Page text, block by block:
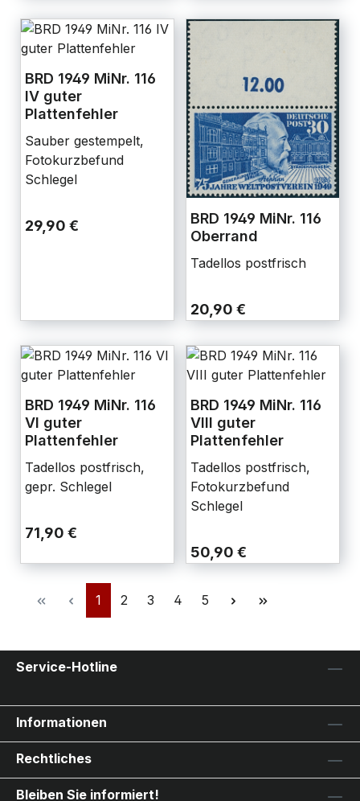
BRD 1949 MiNr. 116
IV guter
Plattenfehler
Sauber gestempelt,
Fotokurzbefund
Schlegel
29,90 €
BRD 1949 MiNr. 116
Oberrand
Tadellos postfrisch
20,90 €
BRD 1949 MiNr. 116
VI guter
Plattenfehler
Tadellos postfrisch,
gepr. Schlegel
71,90 €
BRD 1949 MiNr. 116
VIII guter
Plattenfehler
Tadellos postfrisch,
Fotokurzbefund
Schlegel
50,90 €
1 2 3 4 5
Service-Hotline
Informationen
Rechtliches
Bleiben Sie informiert!